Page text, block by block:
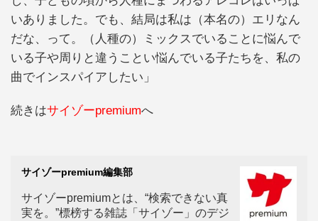
いありました。でも、結局は私は（本名の）エリなん
だな、って。（人種の）ミックスでいることに悩んで
いる子や周りと違うことい悩んでいる子たちを、私の
曲でインスパイアしたい」
続きはサイゾーpremiumへ
サイゾーpremium編集部
サイゾーpremiumとは、“検索できない真
実を。”標榜する雑誌「サイゾー」のデジ